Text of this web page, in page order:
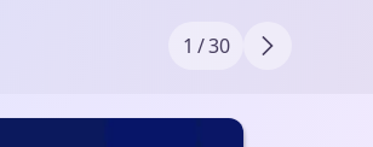
1 / 30